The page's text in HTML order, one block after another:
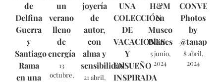
de
Delfina
Guerra
y
Santiago
Rama
en una
un
verano
lleno
de
energía
13
octubre,
joyería
de
autor,
con
alma y
sensibilidad
21 abril,
UNA
COLECCIÓN
DE
VACACIONES
Y
ENSUEÑO
INSPIRADA
H&M
en
Museo
Blanes
5 junio,
2024
Photos
by
@tanapozzi
8 abril,
2024